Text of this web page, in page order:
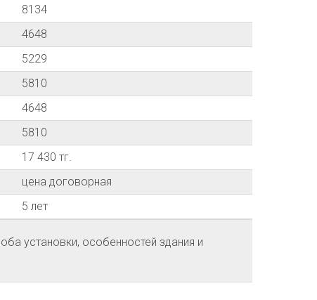
8134
4648
5229
5810
4648
5810
17 430 тг.
цена договорная
5 лет
установки, особенностей здания и